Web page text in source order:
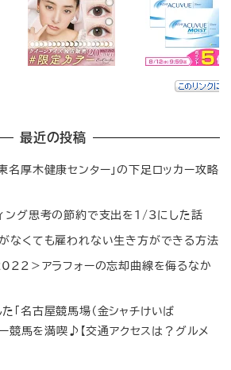
最近の投稿
名厚木健康センター」の下足ロッカー攻略
ング思考の節約で支出を1/3にした話
なくても雇われない生き方ができる方法
＞アラフォーの忘却曲線を侮るなか
「名古屋競馬場（金シャチけいば
競馬を満喫♪【交通アクセスは？グルメ